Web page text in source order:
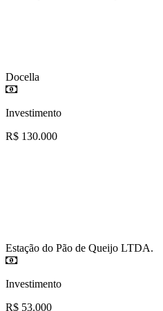
Docella
Investimento
R$ 130.000
Estação do Pão de Queijo LTDA.
Investimento
R$ 53.000